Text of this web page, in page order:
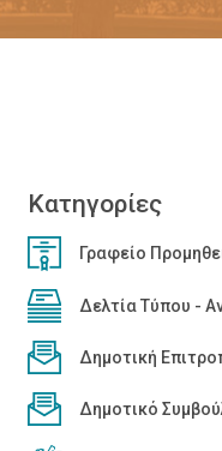
Κατηγορίες
Γραφείο
Δελτία Τύπου -
Δημοτική
Δημοτικό